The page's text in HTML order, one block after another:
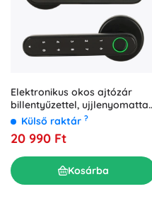
Elektronikus okos ajtózár
billentyűzettel, ujjlenyomattal
és Bluetooth-szal
Külső raktár ?
20 990 Ft
Kosárba